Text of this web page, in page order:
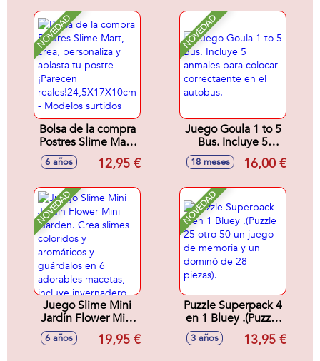
piezas).
NOVEDAD
Bolsa de la compra
Postres Slime Mart,
crea, personaliza y
aplasta tu postre
reales!24,5X17X10cm
- Modelos surtidos
6 años 12,95 €
NOVEDAD
Juego Goula 1 to 5
Bus. Incluye 5
anmales para
colocar
autobus.
18 meses 16,00 €
NOVEDAD
Juego Slime Mini
Jardín Flower Mini
Garden. Crea
slimes coloridos y
6 años 19,95 €
NOVEDAD
Puzzle Superpack 4
en 1 Bluey .(Puzzle
25 otro 50 un juego
de memoria y un
3 años 13,95 €